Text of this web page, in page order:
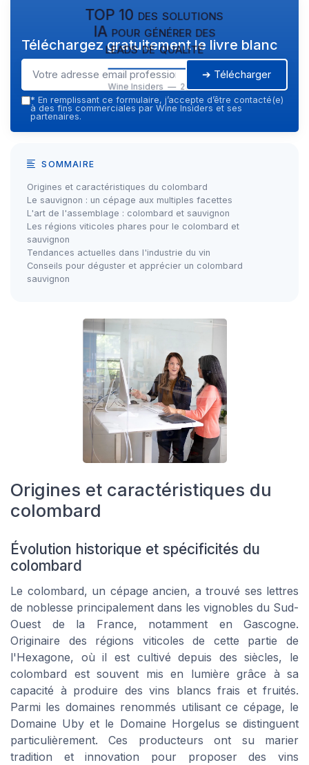
TOP 10 des solutions
IA pour générer des
leads de qualité
Wine Insiders — 2026
Téléchargez gratuitement le livre blanc
➔ Télécharger
* En remplissant ce formulaire, j’accepte d’être contacté(e)
à des fins commerciales par Wine Insiders et ses
partenaires.
SOMMAIRE
Origines et caractéristiques du colombard
Le sauvignon : un cépage aux multiples facettes
L'art de l'assemblage : colombard et sauvignon
Les régions viticoles phares pour le colombard et
sauvignon
Tendances actuelles dans l'industrie du vin
Conseils pour déguster et apprécier un colombard
sauvignon
Origines et caractéristiques du
colombard
Évolution historique et spécificités du
colombard
Le colombard, un cépage ancien, a trouvé ses lettres
de noblesse principalement dans les vignobles du Sud-
Ouest de la France, notamment en Gascogne.
Originaire des régions viticoles de cette partie de
l'Hexagone, où il est cultivé depuis des siècles, le
colombard est souvent mis en lumière grâce à sa
capacité à produire des vins blancs frais et fruités.
Parmi les domaines renommés utilisant ce cépage, le
Domaine Uby et le Domaine Horgelus se distinguent
particulièrement. Ces producteurs ont su marier
tradition et innovation pour proposer des vins